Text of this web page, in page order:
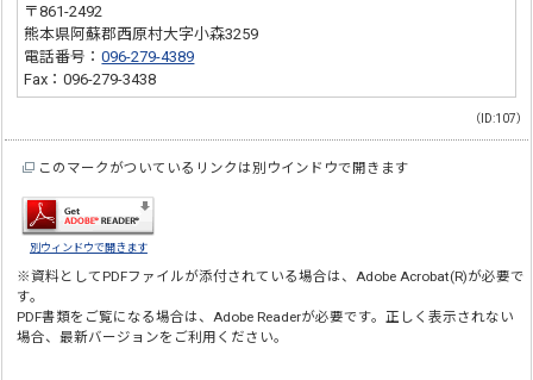
〒861-2492
熊本県阿蘇郡西原村大字小森3259
電話番号：096-279-4389
Fax：096-279-3438
（ID:107）
このマークがついているリンクは別ウインドウで開きます
別ウィンドウで開きます
※資料としてPDFファイルが添付されている場合は、Adobe Acrobat(R)が必要で
す。
PDF書類をご覧になる場合は、Adobe Readerが必要です。正しく表示されない
場合、最新バージョンをご利用ください。